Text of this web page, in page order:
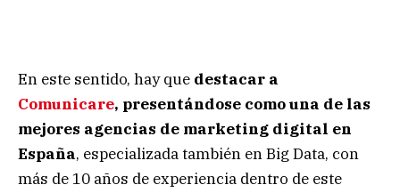
En este sentido, hay que destacar a
Comunicare, presentándose como una de las
mejores agencias de marketing digital en
España, especializada también en Big Data, con
más de 10 años de experiencia dentro de este